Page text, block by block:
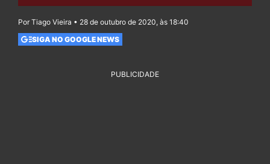
Por Tiago Vieira • 28 de outubro de 2020, às 18:40
SIGA NO GOOGLE NEWS
PUBLICIDADE